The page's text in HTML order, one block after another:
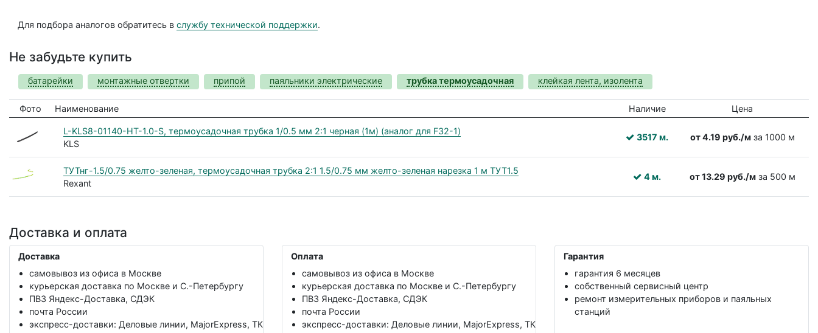
Для подбора аналогов обратитесь вслужбу технической поддержки.
Не забудьте купить
батарейки монтажные отвертки припой паяльники электрические трубка термоусадочная клейкая лента, изолента
Фото Наименование Наличие Цена
L-KLS8-01140-HT-1.0-S, термоусадочная трубка 1/0.5 мм 2:1 черная (1м) (аналог для F32-1)
KLS
3517 м. от 4.19 руб./мза 1000 м
ТУТнг-1.5/0.75 желто-зеленая, термоусадочная трубка 2:1 1.5/0.75 мм желто-зеленая нарезка 1 м ТУТ1.5
Rexant
4 м. от 13.29 руб./мза 500 м
Доставка и оплата
Доставка
самовывоз из офиса в Москве
курьерская доставка по Москве и С.-Петербургу
ПВЗ Яндекс-Доставка, СДЭК
почта России
экспресс-доставки: Деловые линии, MajorExpress, ТК
Оплата
самовывоз из офиса в Москве
курьерская доставка по Москве и С.-Петербургу
ПВЗ Яндекс-Доставка, СДЭК
почта России
экспресс-доставки: Деловые линии, MajorExpress, ТК
Гарантия
гарантия 6 месяцев
собственный сервисный центр
ремонт измерительных приборов и паяльных
станций